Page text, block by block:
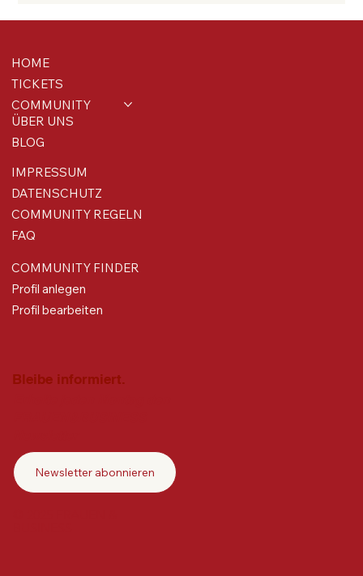
Bleibe informiert.
Newsletter abonnieren
HOME
TICKETS
COMMUNITY
ÜBER UNS
BLOG
IMPRESSUM
DATENSCHUTZ
COMMUNITY REGELN
FAQ
COMMUNITY FINDER
Profil anlegen
Profil bearbeiten